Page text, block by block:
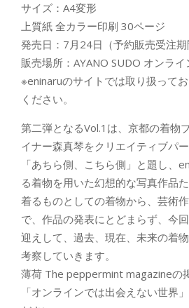
サイズ：A4変形
上質紙 全カラー印刷 30ページ
発売日：7月24日（予約販売受注
販売場所：AYANO SUDO オンライ
※eninaruのサイトでは取り扱って
ください。
第二弾となるVol.1は、京都の着物
イナー森真琴をクリエイティブパ
「あちら側、こちら側」と題し、
る着物を用いた幻想的な写真作品た
着るものとしての着物から、芸術
で、作品の発表にとどまらず、今
迎えして、過去、現在、未来の着
考察していきます。
薄荷 The peppermint magazineの
「オンラインでは出会えない世界